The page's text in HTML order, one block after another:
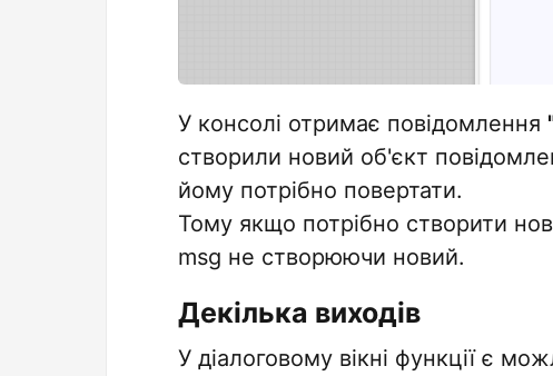
У консолі отримає повідомлення
створили новий об'єкт
йому потрібно повертати.
Тому якщо потрібно створити
msg не створюючи новий.
Декілька виходів
У діалоговому вікні функції є